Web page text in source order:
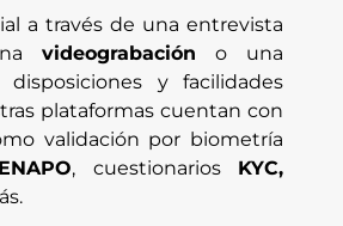
a través de una entrevista
videograbación o una
y facilidades
plataformas cuentan con
validación por biometría
, cuestionarios KYC,